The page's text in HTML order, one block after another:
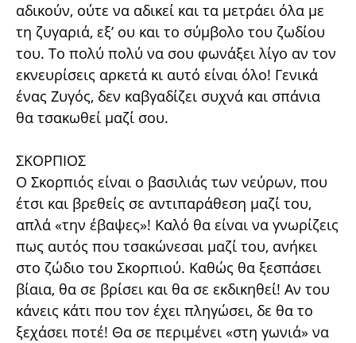
αδικούν, ούτε να αδικεί και τα μετράει όλα με
τη ζυγαριά, εξ’ ου και το σύμβολο του ζωδίου
του. Το πολύ πολύ να σου φωνάξει λίγο αν τον
εκνευρίσεις αρκετά κι αυτό είναι όλο! Γενικά
ένας Ζυγός, δεν καβγαδίζει συχνά και σπάνια
θα τσακωθεί μαζί σου.
ΣΚΟΡΠΙΟΣ
Ο Σκορπιός είναι ο βασιλιάς των νεύρων, που
έτσι και βρεθείς σε αντιπαράθεση μαζί του,
απλά «την έβαψες»! Καλό θα είναι να γνωρίζεις
πως αυτός που τσακώνεσαι μαζί του, ανήκει
στο ζώδιο του Σκορπιού. Καθώς θα ξεσπάσει
βίαια, θα σε βρίσει και θα σε εκδικηθεί! Αν του
κάνεις κάτι που τον έχει πληγώσει, δε θα το
ξεχάσει ποτέ! Θα σε περιμένει «στη γωνιά» να